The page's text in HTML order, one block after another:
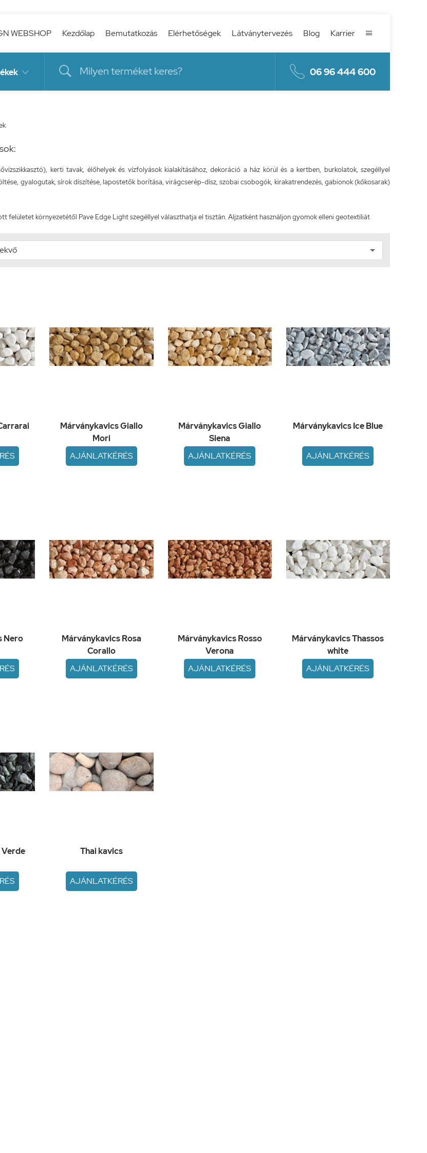
WEBSHOP Kezdőlap Bemutatkozás Elérhetőségek Látványtervezés Blog Karrier 
   06 96 444 600
kerti tavak, élőhelyek és vízfolyások kialakításához, dekoráció a ház körül és a kertben, burkolatok, szegéllyel
gyalogutak, sírok díszítése, lapostetők borítása, virágcserép-dísz, szobai csobogók, kirakatrendezés, gabionok (kőkosarak)
felületet környezetétől Pave Edge Light szegéllyel választhatja el tisztán. Aljzatként használjon gyomok elleni geotextíliát
Márványkavics Giallo
Mori
AJÁNLATKÉRÉS
Márványkavics Giallo
Siena
AJÁNLATKÉRÉS
Márványkavics Ice Blue
AJÁNLATKÉRÉS
Nero
Márványkavics Rosa
Corallo
AJÁNLATKÉRÉS
Márványkavics Rosso
Verona
AJÁNLATKÉRÉS
Márványkavics Thassos
white
AJÁNLATKÉRÉS
Thai kavics
AJÁNLATKÉRÉS